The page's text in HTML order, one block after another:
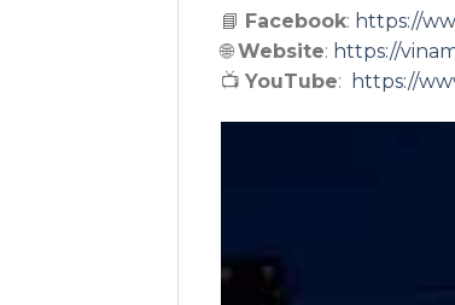
📘 Facebook: https://
🌐Website: https://
📺 YouTube: https://